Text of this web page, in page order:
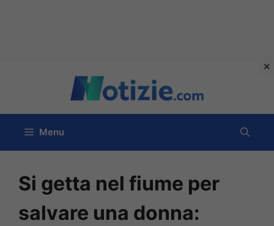
contenuto
Menu
Si getta nel fiume per
salvare una donna: